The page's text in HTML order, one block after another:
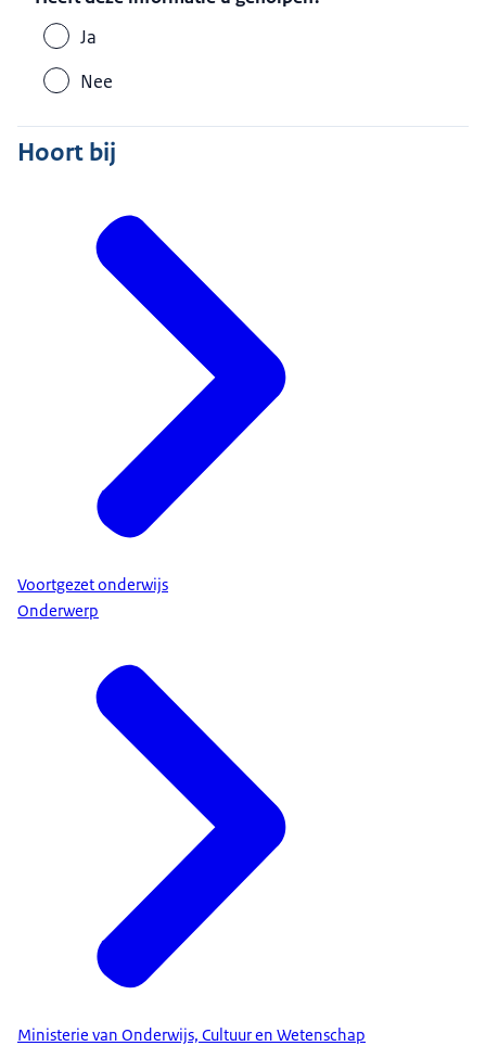
Ja
Nee
Hoort bij
Voortgezet onderwijs
Onderwerp
Ministerie van Onderwijs, Cultuur en Wetenschap